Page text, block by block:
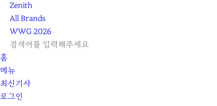
Zenith
All Brands
WWG2026
L
G
I
N
S
A
R
C
닫
l
e
a
검
색
하
기
홈
메뉴
최신기사
로그인